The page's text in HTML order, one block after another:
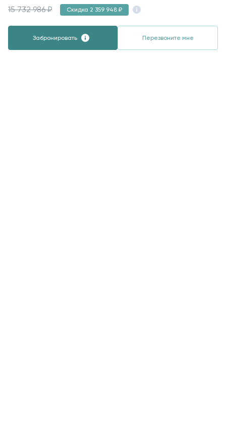
15 732 986 ₽ Скидка 2 359 948 ₽
Забронировать Перезвоните мне